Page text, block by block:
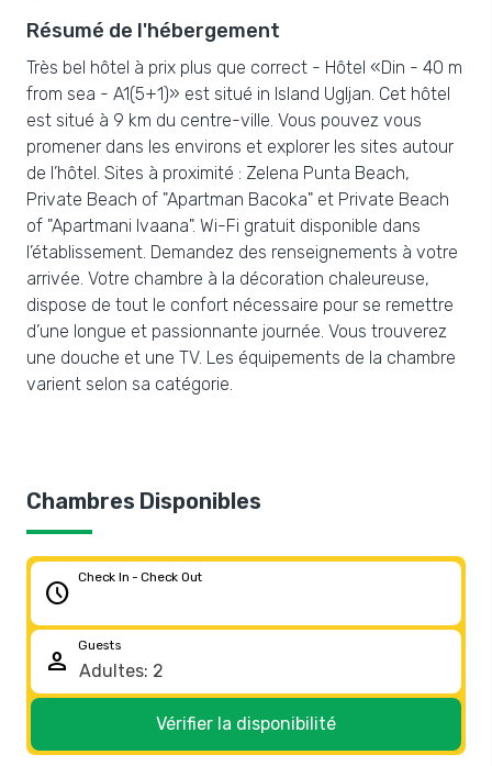
Résumé de l'hébergement
Très bel hôtel à prix plus que correct - Hôtel «Din - 40 m
from sea - A1(5+1)» est situé in Island Ugljan. Cet hôtel
est situé à 9 km du centre-ville. Vous pouvez vous
promener dans les environs et explorer les sites autour
de l’hôtel. Sites à proximité : Zelena Punta Beach,
Private Beach of "Apartman Bacoka" et Private Beach
of "Apartmani Ivaana". Wi-Fi gratuit disponible dans
l’établissement. Demandez des renseignements à votre
arrivée. Votre chambre à la décoration chaleureuse,
dispose de tout le confort nécessaire pour se remettre
d’une longue et passionnante journée. Vous trouverez
une douche et une TV. Les équipements de la chambre
varient selon sa catégorie.
Chambres Disponibles
schedule
Check In - Check Out
person
Guests
Vérifier la disponibilité